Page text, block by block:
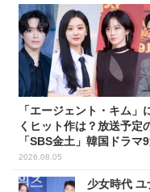
「エージェント・キム」
くヒット作は？放送予定
「SBS金土」韓国ドラマ
2026.08.05
少女時代